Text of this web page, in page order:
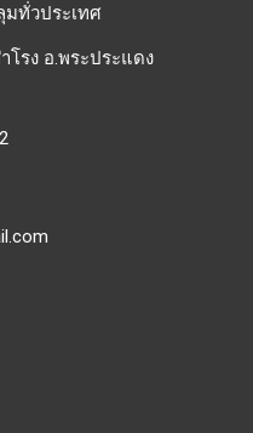
มทั่วประเทศ
โรง อ.พระประแดง